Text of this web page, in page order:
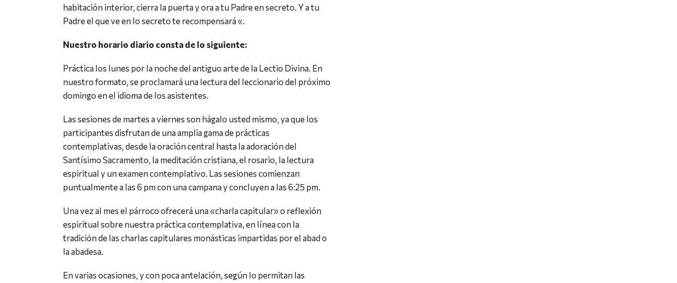
habitación interior, cierra la puerta y ora a tu Padre en secreto. Y a tu
Padre el que ve en lo secreto te recompensará «.
Nuestro horario diario consta de lo siguiente:
Práctica los lunes por la noche del antiguo arte de la Lectio Divina. En
nuestro formato, se proclamará una lectura del leccionario del próximo
domingo en el idioma de los asistentes.
Las sesiones de martes a viernes son hágalo usted mismo, ya que los
participantes disfrutan de una amplia gama de prácticas
contemplativas, desde la oración central hasta la adoración del
Santísimo Sacramento, la meditación cristiana, el rosario, la lectura
espiritual y un examen contemplativo. Las sesiones comienzan
puntualmente a las 6 pm con una campana y concluyen a las 6:25 pm.
Una vez al mes el párroco ofrecerá una «charla capitular» o reflexión
espiritual sobre nuestra práctica contemplativa, en línea con la
tradición de las charlas capitulares monásticas impartidas por el abad o
la abadesa.
En varias ocasiones, y con poca antelación, según lo permitan las